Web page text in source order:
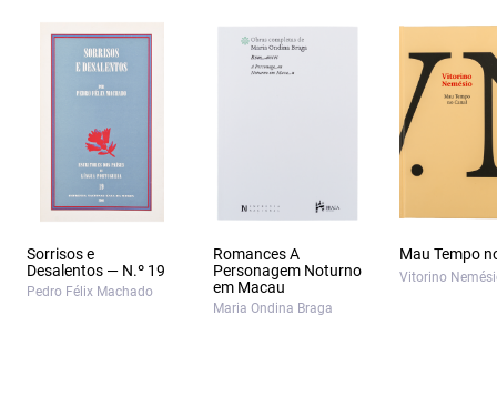
Sorrisos e
Desalentos — N.º 19
Pedro Félix Machado
Romances A
Personagem Noturno
em Macau
Maria Ondina Braga
Mau Tempo
Vitorino